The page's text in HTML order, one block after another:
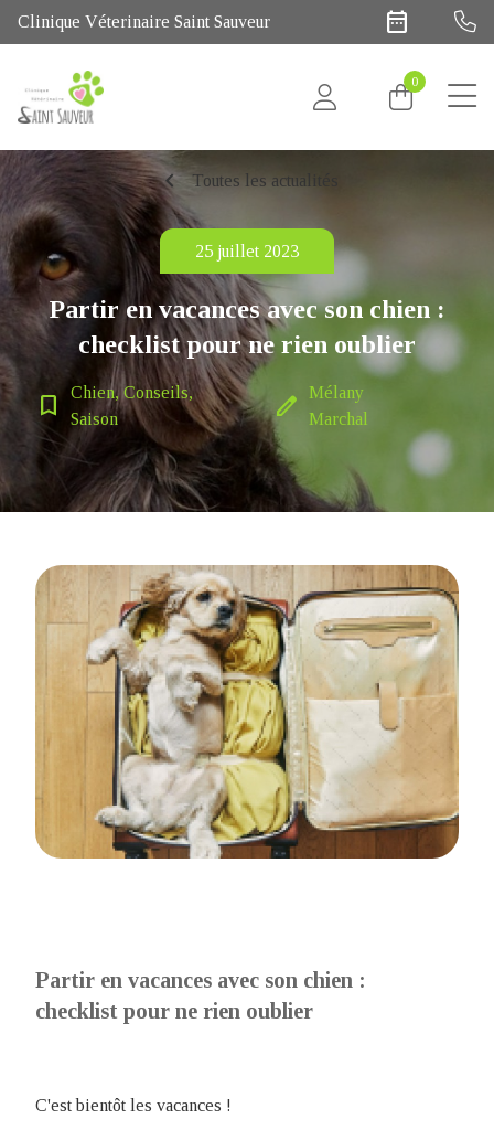
Clinique Véterinaire Saint Sauveur date_range
0
chevron_left Toutes les actualités
25 juillet 2023
Partir en vacances avec son chien :
checklist pour ne rien oublier
bookmark_border
Chien, Conseils,
Saison
edit
Mélany
Marchal
Partir en vacances avec son chien :
checklist pour ne rien oublier
C'est bientôt les vacances !